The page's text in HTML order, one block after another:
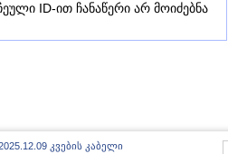
ID-ით ჩანაწერი არ მოიძებნა
კვების კაბელი